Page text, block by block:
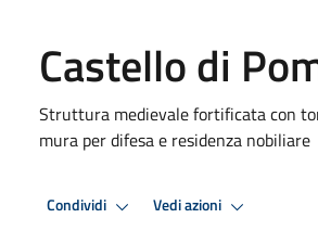
Castello di
Struttura medievale fortificata con
mura per difesa e residenza nobiliare
Condividi Vedi azioni